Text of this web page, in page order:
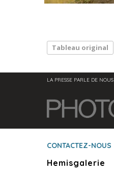
Tableau original
LA PRESSE PARLE DE NOUS
CONTACTEZ-NOUS
Hemisgalerie